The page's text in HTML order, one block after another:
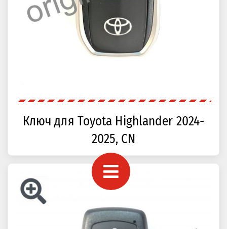
Ключ для Toyota Highlander 2024-
2025, CN